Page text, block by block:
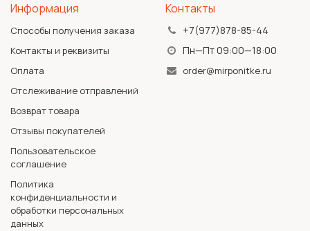
Информация
Способы получения заказа
Контакты и реквизиты
Оплата
Отслеживание отправлений
Возврат товара
Отзывы покупателей
Пользовательское
соглашение
Политика
конфиденциальности и
обработки персональных
данных
Контакты
+7(977)878-85-44
Пн—Пт 09:00—18:00
order@mirponitke.ru